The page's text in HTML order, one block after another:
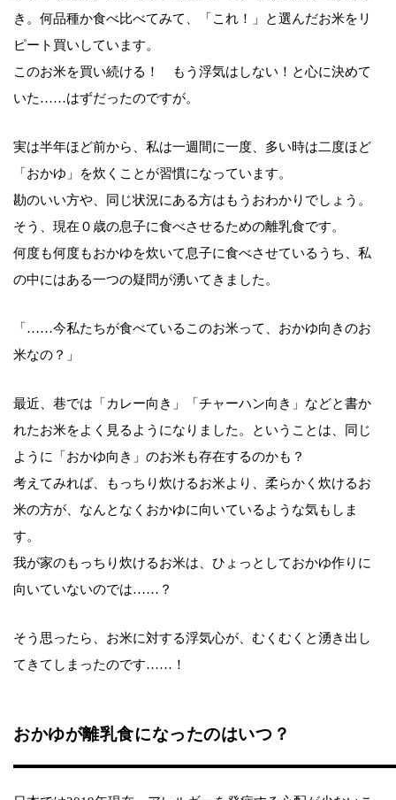
き。何品種か食べ比べてみて、「これ！」と選んだお米をリ
ピート買いしています。
このお米を買い続ける！ もう浮気はしない！と心に決めて
いた……はずだったのですが。
実は半年ほど前から、私は一週間に一度、多い時は二度ほど
「おかゆ」を炊くことが習慣になっています。
勘のいい方や、同じ状況にある方はもうおわかりでしょう。
そう、現在０歳の息子に食べさせるための離乳食です。
何度も何度もおかゆを炊いて息子に食べさせているうち、私
の中にはある一つの疑問が湧いてきました。
「……今私たちが食べているこのお米って、おかゆ向きのお
米なの？」
最近、巷では「カレー向き」「チャーハン向き」などと書か
れたお米をよく見るようになりました。ということは、同じ
ように「おかゆ向き」のお米も存在するのかも？
考えてみれば、もっちり炊けるお米より、柔らかく炊けるお
米の方が、なんとなくおかゆに向いているような気もしま
す。
我が家のもっちり炊けるお米は、ひょっとしておかゆ作りに
向いていないのでは……？
そう思ったら、お米に対する浮気心が、むくむくと湧き出し
てきてしまったのです……！
おかゆが離乳食になったのはいつ？